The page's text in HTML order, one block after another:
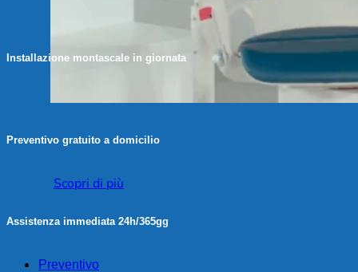
Richiedi un preventivo
Scopri di più
Preventivo
Installazione montascale in giornata
Preventivo gratuito a domicilio
Assistenza immediata 24h/365gg